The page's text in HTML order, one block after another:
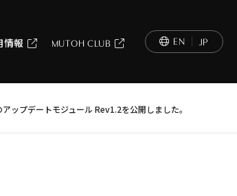
情報 MUTOH CLUB EN JP
ップデートモジュール Rev1.2を公開しました。